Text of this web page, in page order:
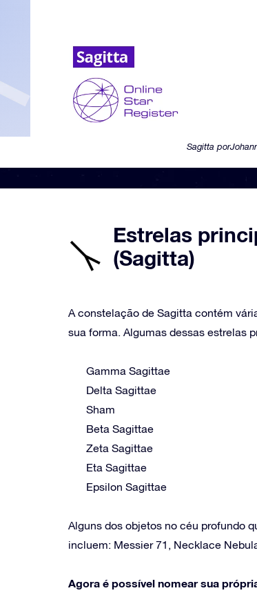
Sagitta
Estrelas
(Sagitta)
A constelação de Sagitta contém
sua forma. Algumas dessas estrelas
Gamma Sagittae
Delta Sagittae
Sham
Beta Sagittae
Zeta Sagittae
Eta Sagittae
Epsilon Sagittae
Alguns dos objetos no céu profundo
incluem: Messier 71, Necklace
Agora é possível nomear sua